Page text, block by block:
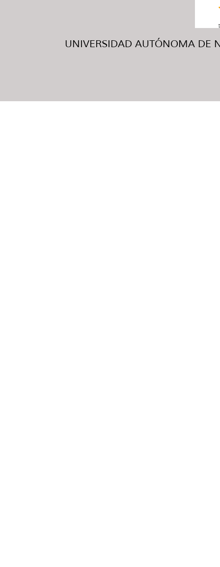
UNIVERSIDAD AUTÓNOMA DE